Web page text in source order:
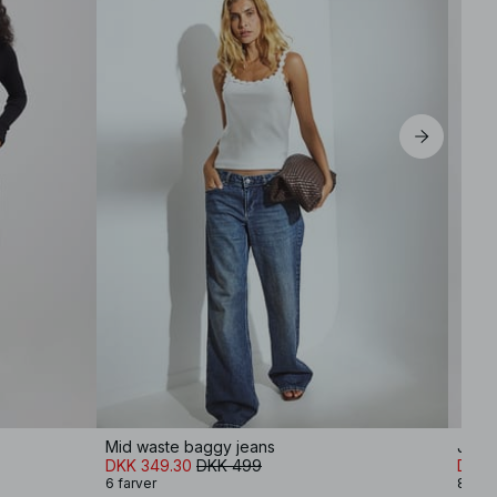
Mid waste baggy jeans
DKK 349.30 DKK 499
6 farver
DKK
8